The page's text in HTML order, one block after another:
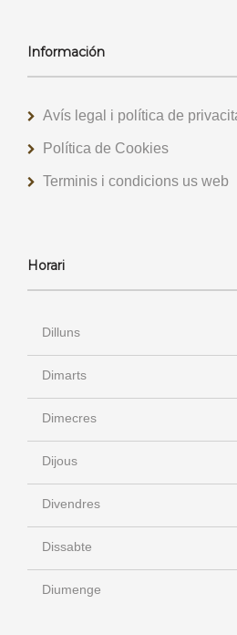
Información
Avís legal i política de
Política de Cookies
Terminis i condicions us web
Horari
Dilluns
Dimarts
Dimecres
Dijous
Divendres
Dissabte
Diumenge